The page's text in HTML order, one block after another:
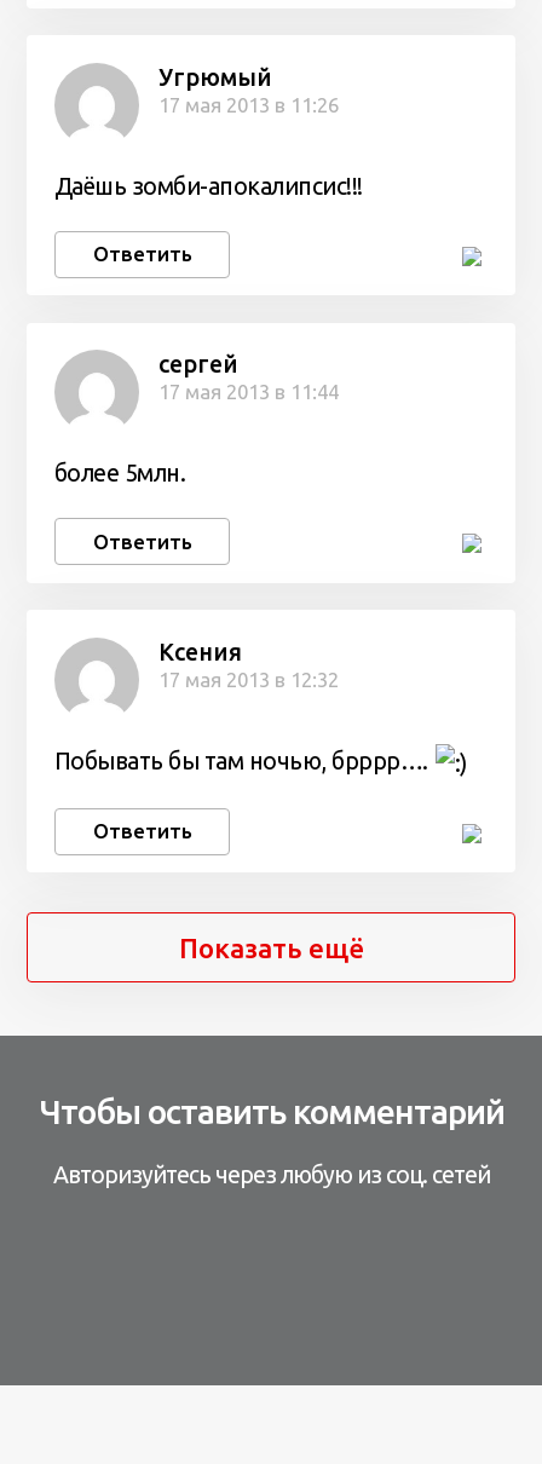
Угрюмый
17 мая 2013 в 11:26
Даёшь зомби-апокалипсис!!!
Ответить
сергей
17 мая 2013 в 11:44
более 5млн.
Ответить
Ксения
17 мая 2013 в 12:32
Побывать бы там ночью, брррр….
Ответить
Показать ещё
Чтобы оставить комментарий
Авторизуйтесь через любую из соц. сетей